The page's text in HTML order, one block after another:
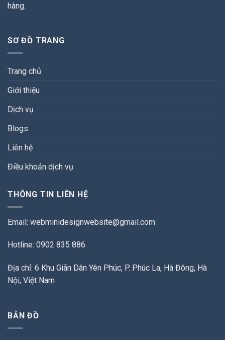
hàng.
SƠ ĐỒ TRANG
Trang chủ
Giới thiệu
Dịch vụ
Blogs
Liên hệ
Điều khoản dịch vụ
THÔNG TIN LIÊN HỆ
Email: webminidesignwebsite@gmail.com
Hotline: 0902 835 886
Địa chỉ: 6 Khu Giãn Dân Yên Phúc, P. Phúc La, Hà Đông, Hà
Nội, Việt Nam
BẢN ĐỒ